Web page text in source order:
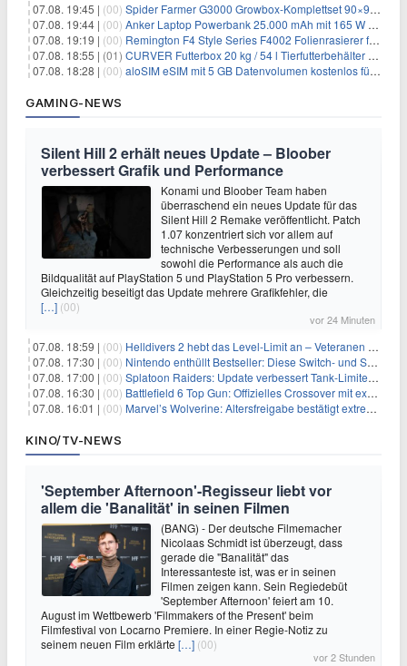
07.08. 19:45 | (00) Spider Farmer G3000 Growbox-Komplettset 90×90×180 cm für 379,99€
07.08. 19:44 | (00) Anker Laptop Powerbank 25.000 mAh mit 165 W refurbished für 58,39€
07.08. 19:19 | (00) Remington F4 Style Series F4002 Folienrasierer für 18,99€
07.08. 18:55 | (01) CURVER Futterbox 20 kg / 54 l Tierfutterbehälter mit Rollen für 19,99€
07.08. 18:28 | (00) aloSIM eSIM mit 5 GB Datenvolumen kostenlos für Windscribe-Pro-Nutzer
GAMING-NEWS
Silent Hill 2 erhält neues Update – Bloober
verbessert Grafik und Performance
Konami und Bloober Team haben
überraschend ein neues Update für das
Silent Hill 2 Remake veröffentlicht. Patch
1.07 konzentriert sich vor allem auf
technische Verbesserungen und soll
sowohl die Performance als auch die
Bildqualität auf PlayStation 5 und PlayStation 5 Pro verbessern.
Gleichzeitig beseitigt das Update mehrere Grafikfehler, die
[…] (00)
vor 24 Minuten
07.08. 18:59 | (00) Helldivers 2 hebt das Level-Limit an – Veteranen können endlich weiter aufsteigen
07.08. 17:30 | (00) Nintendo enthüllt Bestseller: Diese Switch- und Switch-2-Spiele verkaufen sich am besten
07.08. 17:00 | (00) Splatoon Raiders: Update verbessert Tank-Limiter und behebt Bugs
07.08. 16:30 | (00) Battlefield 6 Top Gun: Offizielles Crossover mit exklusiven Inhalten angekündigt
07.08. 16:01 | (00) Marvel’s Wolverine: Altersfreigabe bestätigt extreme Gewalt und düstere Szenen
KINO/TV-NEWS
'September Afternoon'-Regisseur liebt vor
allem die 'Banalität' in seinen Filmen
(BANG) - Der deutsche Filmemacher
Nicolaas Schmidt ist überzeugt, dass
gerade die "Banalität" das
Interessanteste ist, was er in seinen
Filmen zeigen kann. Sein Regiedebüt
'September Afternoon' feiert am 10.
August im Wettbewerb 'Filmmakers of the Present' beim
Filmfestival von Locarno Premiere. In einer Regie-Notiz zu
seinem neuen Film erklärte […] (00)
vor 2 Stunden